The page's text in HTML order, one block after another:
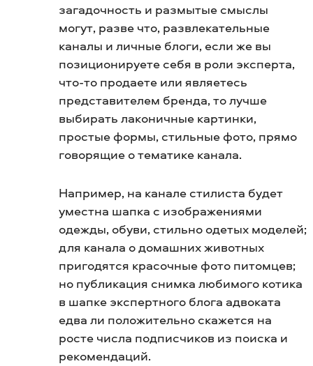
загадочность и размытые смыслы
могут, разве что, развлекательные
каналы и личные блоги, если же вы
позиционируете себя в роли эксперта,
что-то продаете или являетесь
представителем бренда, то лучше
выбирать лаконичные картинки,
простые формы, стильные фото, прямо
говорящие о тематике канала.
Например, на канале стилиста будет
уместна шапка с изображениями
одежды, обуви, стильно одетых моделей;
для канала о домашних животных
пригодятся красочные фото питомцев;
но публикация снимка любимого котика
в шапке экспертного блога адвоката
едва ли положительно скажется на
росте числа подписчиков из поиска и
рекомендаций.